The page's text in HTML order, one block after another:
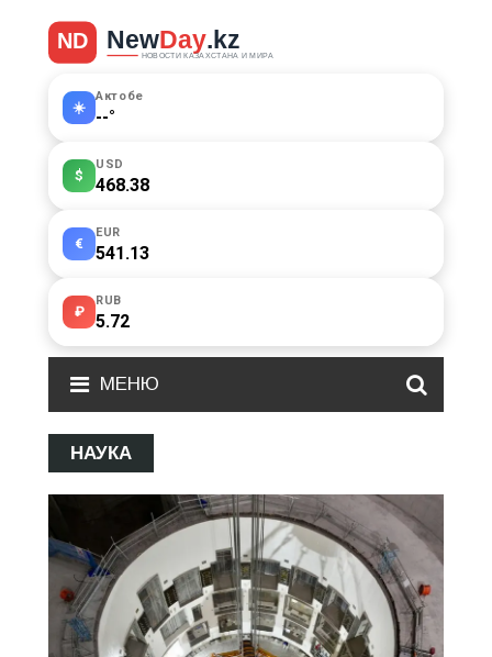
☀️
Актобе
--°
$
USD
468.38
€
EUR
541.13
₽
RUB
5.72
МЕНЮ
НАУКА